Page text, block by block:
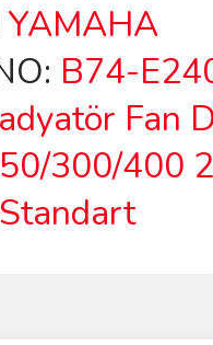
YAMAHA
B74-
Fan
300/400
Standart